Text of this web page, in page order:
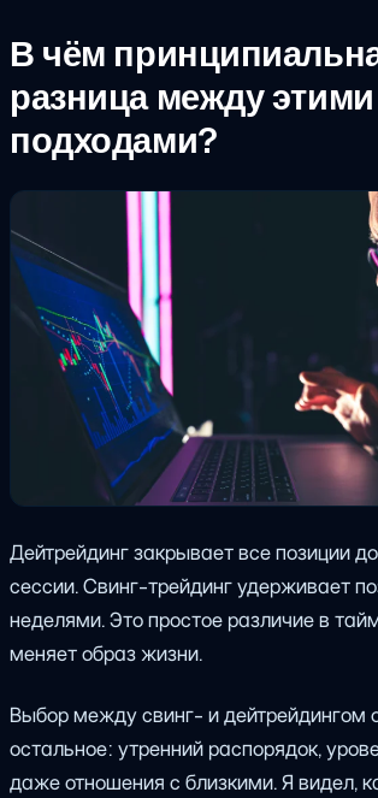
В чём
разница между этими
подходами?
Дейтрейдинг закрывает все позиции
сессии. Свинг-трейдинг удерживает
неделями. Это простое различие в
меняет образ жизни.
Выбор между свинг- и дейтрейдингом
остальное: утренний распорядок,
даже отношения с близкими. Я видел,